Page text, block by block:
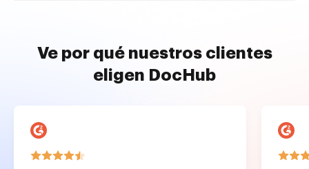
Ve por qué nuestros clientes
eligen DocHub